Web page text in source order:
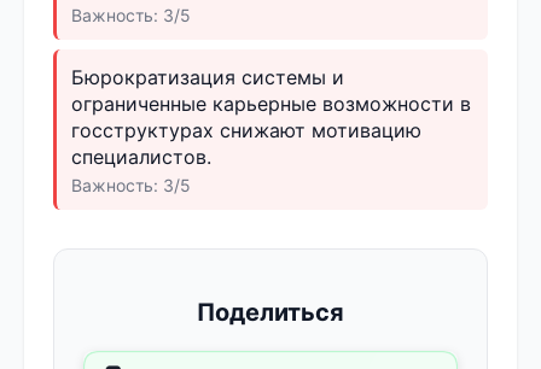
Важность: 3/5
Бюрократизация системы и
ограниченные карьерные возможности в
госструктурах снижают мотивацию
специалистов.
Важность: 3/5
Поделиться